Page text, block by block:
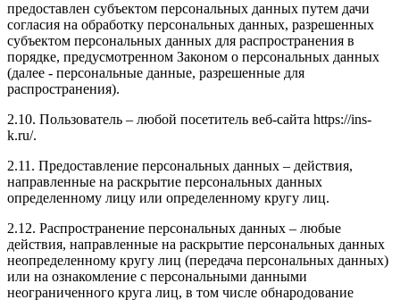
предоставлен субъектом персональных данных путем дачи
согласия на обработку персональных данных, разрешенных
субъектом персональных данных для распространения в
порядке, предусмотренном Законом о персональных данных
(далее - персональные данные, разрешенные для
распространения).
2.10. Пользователь – любой посетитель веб-сайта https://ins-
k.ru/.
2.11. Предоставление персональных данных – действия,
направленные на раскрытие персональных данных
определенному лицу или определенному кругу лиц.
2.12. Распространение персональных данных – любые
действия, направленные на раскрытие персональных данных
неопределенному кругу лиц (передача персональных данных)
или на ознакомление с персональными данными
неограниченного круга лиц, в том числе обнародование